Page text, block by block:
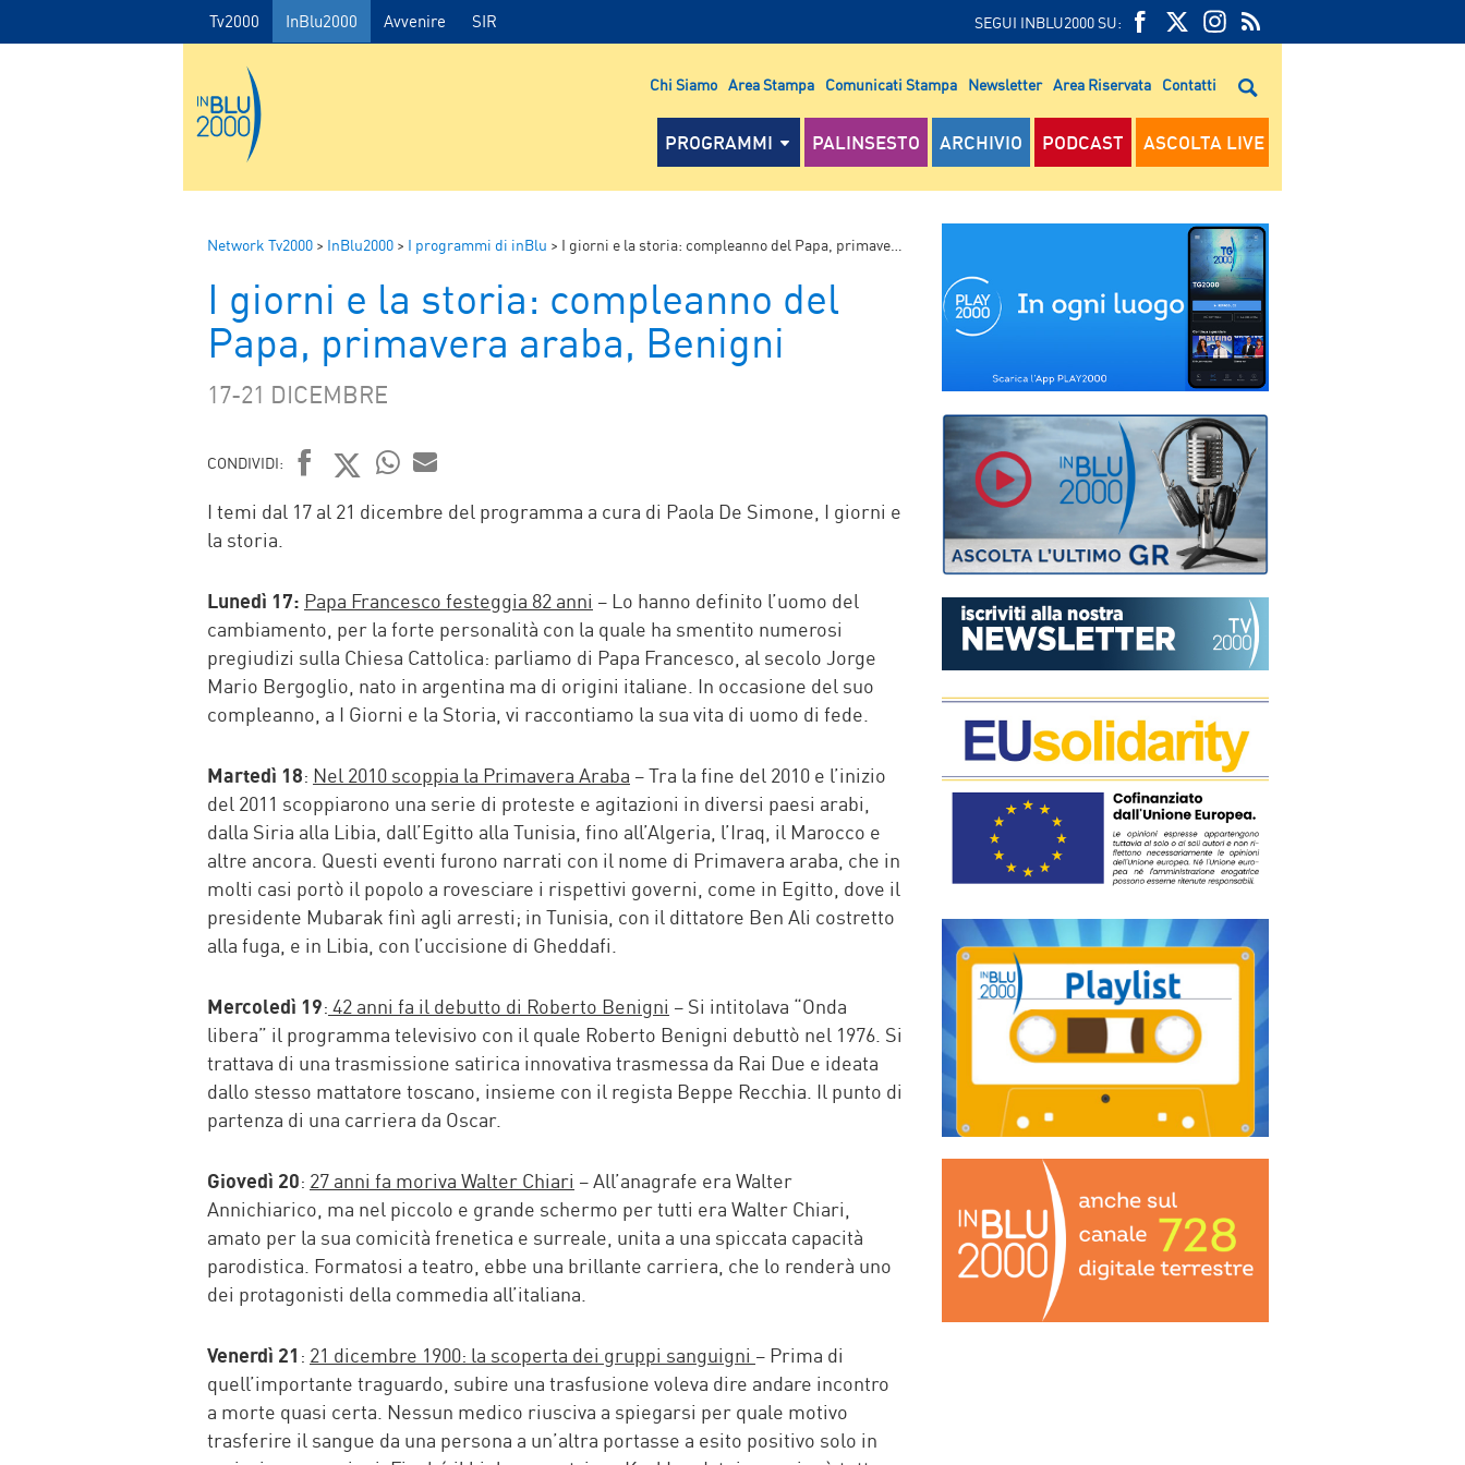
Tv2000 InBlu2000 Avvenire SIR SEGUI INBLU2000 SU:
FEED
RSS
RSS
Chi Siamo Area Stampa Comunicati Stampa Newsletter Area Riservata Contatti
PROGRAMMI PALINSESTO ARCHIVIO PODCAST ASCOLTA LIVE
Network Tv2000 > InBlu2000 > I programmi di inBlu > I giorni e la storia: compleanno del Papa, primavera araba, Benigni
I giorni e la storia: compleanno del
Papa, primavera araba, Benigni
17-21 DICEMBRE
CONDIVIDI:
FACEBOOK
TWITTER
WHATSAPP
MAIL
I temi dal 17 al 21 dicembre del programma a cura di Paola De Simone, I giorni e
la storia.
Lunedì 17: Papa Francesco festeggia 82 anni – Lo hanno definito l’uomo del
cambiamento, per la forte personalità con la quale ha smentito numerosi
pregiudizi sulla Chiesa Cattolica: parliamo di Papa Francesco, al secolo Jorge
Mario Bergoglio, nato in argentina ma di origini italiane. In occasione del suo
compleanno, a I Giorni e la Storia, vi raccontiamo la sua vita di uomo di fede.
Martedì 18: Nel 2010 scoppia la Primavera Araba – Tra la fine del 2010 e l’inizio
del 2011 scoppiarono una serie di proteste e agitazioni in diversi paesi arabi,
dalla Siria alla Libia, dall’Egitto alla Tunisia, fino all’Algeria, l’Iraq, il Marocco e
altre ancora. Questi eventi furono narrati con il nome di Primavera araba, che in
molti casi portò il popolo a rovesciare i rispettivi governi, come in Egitto, dove il
presidente Mubarak finì agli arresti; in Tunisia, con il dittatore Ben Ali costretto
alla fuga, e in Libia, con l’uccisione di Gheddafi.
Mercoledì 19: 42 anni fa il debutto di Roberto Benigni – Si intitolava “Onda
libera” il programma televisivo con il quale Roberto Benigni debuttò nel 1976. Si
trattava di una trasmissione satirica innovativa trasmessa da Rai Due e ideata
dallo stesso mattatore toscano, insieme con il regista Beppe Recchia. Il punto di
partenza di una carriera da Oscar.
Giovedì 20: 27 anni fa moriva Walter Chiari – All’anagrafe era Walter
Annichiarico, ma nel piccolo e grande schermo per tutti era Walter Chiari,
amato per la sua comicità frenetica e surreale, unita a una spiccata capacità
parodistica. Formatosi a teatro, ebbe una brillante carriera, che lo renderà uno
dei protagonisti della commedia all’italiana.
Venerdì 21 : 21 dicembre 1900: la scoperta dei gruppi sanguigni – Prima di
quell’importante traguardo, subire una trasfusione voleva dire andare incontro
a morte quasi certa. Nessun medico riusciva a spiegarsi per quale motivo
trasferire il sangue da una persona a un’altra portasse a esito positivo solo in